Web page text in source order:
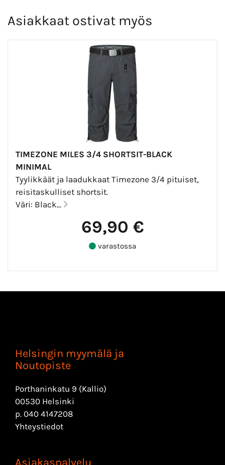
Asiakkaat ostivat myös
TIMEZONE MILES 3/4 SHORTSIT-BLACK
MINIMAL
Tyylikkäät ja laadukkaat Timezone 3/4 pituiset,
reisitaskulliset shortsit.
Väri: Black...
69,90 €
varastossa
Helsingin myymälä ja
Noutopiste
Porthaninkatu 9 (Kallio)
00530 Helsinki
p. 040 4147208
Yhteystiedot